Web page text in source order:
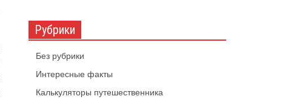
Рубрики
Без рубрики
Интересные факты
Калькуляторы путешественника